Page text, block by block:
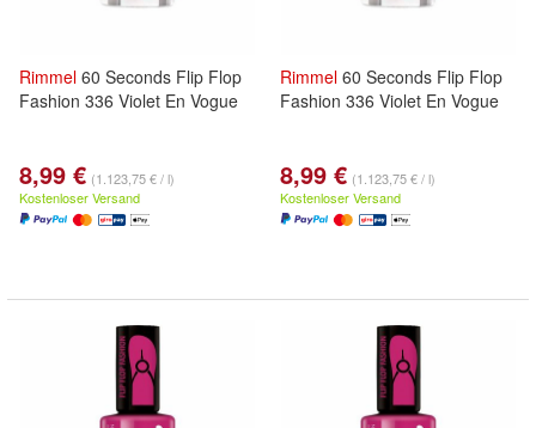
Rimmel 60 Seconds Flip Flop
Fashion 336 Violet En Vogue
8,99 € (1.123,75 € / l)
Kostenloser Versand
Rimmel 60 Seconds Flip Flop
Fashion 336 Violet En Vogue
8,99 € (1.123,75 € / l)
Kostenloser Versand